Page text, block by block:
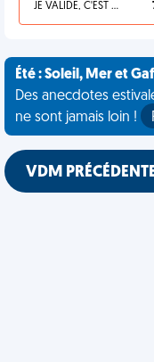
JE VALIDE, C'EST UNE VDM
Été : Soleil, Mer et
Des anecdotes
ne sont jamais loin !
VDM